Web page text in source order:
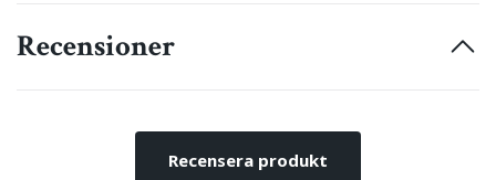
Recensioner
Recensera produkt